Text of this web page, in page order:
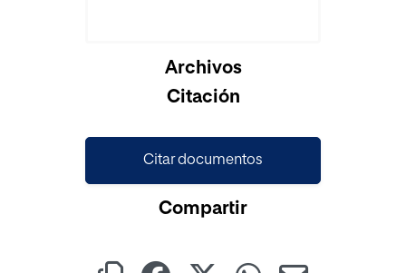
Archivos
Citación
Citar documentos
Compartir